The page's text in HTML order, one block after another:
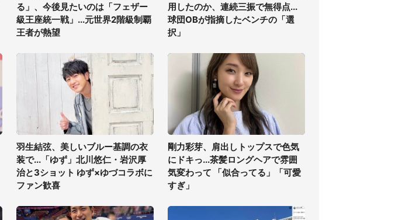
る」、今後見たいのは「フェザー
級王座統一戦」...元世界2階級制覇
王者が熱望
用したのか、連続三振で無得点...
球団OBが指摘したベンチの「選
択」
羽生結弦、美しいブルー基調の衣
装で...「ゆず」北川悠仁・岩沢厚
治と3ショット ゆず×ゆづコラボに
ファン歓喜
剛力彩芽、肩出しトップスで色気
にドキっ...茶髪ロングヘアで雰囲
気変わって 「似合ってる」「可愛
すぎ」